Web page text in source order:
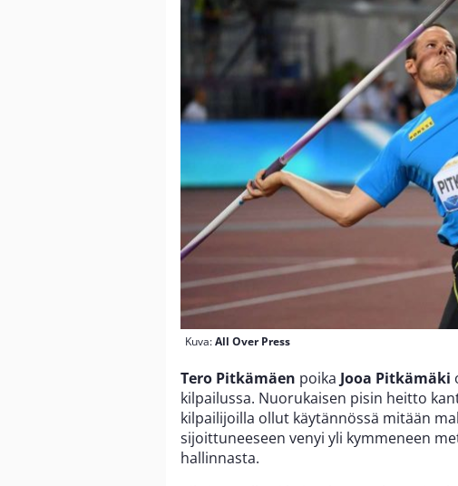
Kuva:All Over Press
Tero Pitkämäen poika Jooa Pitkämäki
kilpailussa. Nuorukaisen pisin heitto
kilpailijoilla ollut käytännössä mitään
sijoittuneeseen venyi yli kymmeneen
hallinnasta.